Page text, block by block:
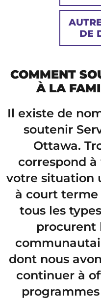
DE
COMMENT
À LA
Il existe de
soutenir
Ottawa.
correspond
votre situation
à court
tous les
procurent
dont nous
continuer à